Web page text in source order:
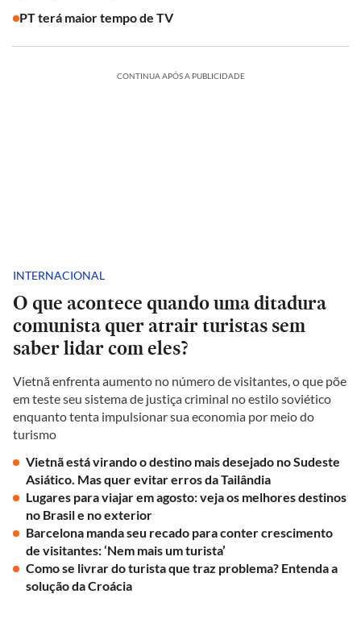
PT terá maior tempo de TV
CONTINUA APÓS A PUBLICIDADE
INTERNACIONAL
O que acontece quando uma ditadura
comunista quer atrair turistas sem
saber lidar com eles?
Vietnã enfrenta aumento no número de visitantes, o que põe
em teste seu sistema de justiça criminal no estilo soviético
enquanto tenta impulsionar sua economia por meio do
turismo
Vietnã está virando o destino mais desejado no Sudeste
Asiático. Mas quer evitar erros da Tailândia
Lugares para viajar em agosto: veja os melhores destinos
no Brasil e no exterior
Barcelona manda seu recado para conter crescimento
de visitantes: ‘Nem mais um turista’
Como se livrar do turista que traz problema? Entenda a
solução da Croácia